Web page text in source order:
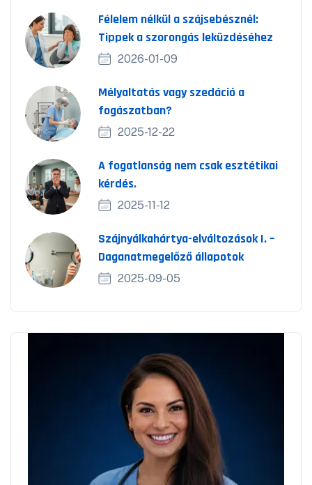
Félelem nélkül a szájsebésznél:
Tippek a szorongás leküzdéséhez
2026-01-09
Mélyaltatás vagy szedáció a
fogászatban?
2025-12-22
A fogatlanság nem csak esztétikai
kérdés.
2025-11-12
Szájnyálkahártya-elváltozások I. –
Daganatmegelőző állapotok
2025-09-05